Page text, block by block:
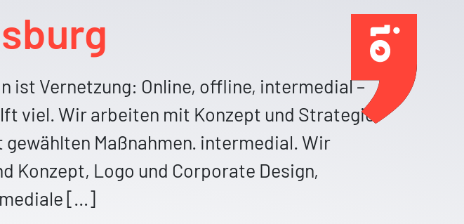
ist Vernetzung: Online, offline, intermedial –
viel. Wir arbeiten mit Konzept und Strategie
Maßnahmen. intermedial. Wir
Konzept, Logo und Corporate Design,
[…]